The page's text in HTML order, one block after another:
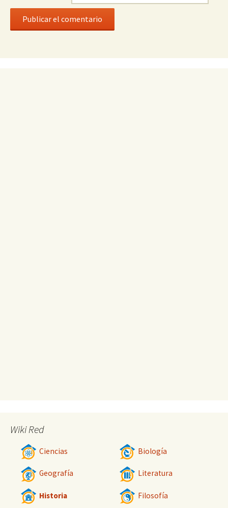
Wiki Red
Ciencias Biología
Geografía Literatura
Historia Filosofía